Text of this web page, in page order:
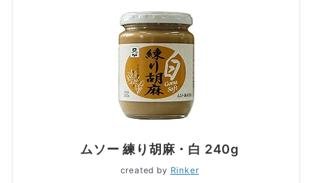
ムソー 練り胡麻・白 240g
created by Rinker